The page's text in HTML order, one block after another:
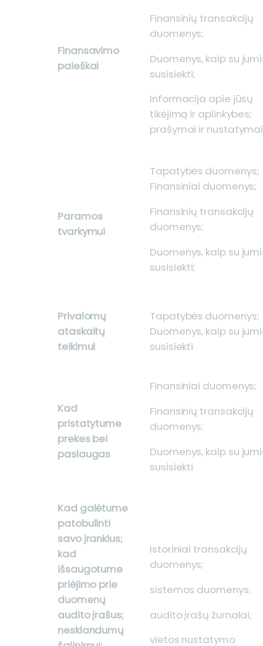
Finansavimo
paieškai
Finansinių transakcijų
duomenys;
Duomenys, kaip su
susisiekti;
Informacija apie jūsų
tikėjimą ir aplinkybes;
prašymai ir nustatymai
Paramos
tvarkymui
Tapatybės duomenys;
Finansiniai duomenys;
Finansinių transakcijų
duomenys;
Duomenys, kaip su
susisiekti;
Privalomų
ataskaitų
teikimui
Tapatybės duomenys;
Duomenys, kaip su
susisiekti
Kad
pristatytume
prekes bei
paslaugas
Finansiniai duomenys;
Finansinių transakcijų
duomenys;
Duomenys, kaip su
susisiekti
Kad galėtume
patobulinti
savo įrankius;
kad
išsaugotume
priėjimo prie
duomenų
audito įrašus;
nesklandumų
Istoriniai transakcijų
duomenys;
sistemos duomenys;
audito įrašų žurnalai;
vietos nustatymo